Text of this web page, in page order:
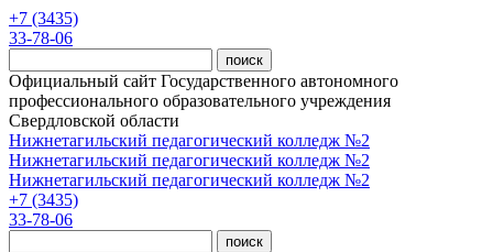
Перейти к основному содержанию
+7 (3435)
33-78-06
Официальный сайт Государственного автономного
профессионального образовательного учреждения
Свердловской области
Нижнетагильский педагогический колледж №2
Нижнетагильский педагогический колледж №2
Нижнетагильский педагогический колледж №2
+7 (3435)
33-78-06